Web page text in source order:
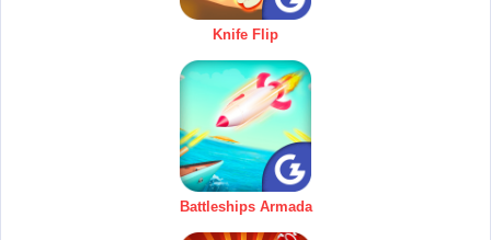
Knife Flip
Battleships Armada